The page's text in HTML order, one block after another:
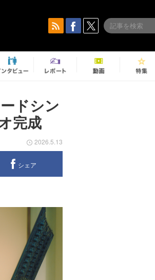
ドシン
完成
2026.5.13
シェア